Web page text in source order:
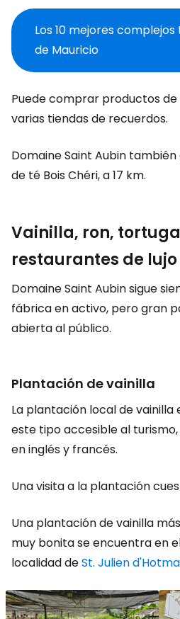
Los 10 mejores
de Mauricio
Puede comprar productos de
varias tiendas de recuerdos.
Domaine Saint Aubin
de té Bois Chéri, a 17 km.
Vainilla, ron,
restaurantes de lujo
Domaine Saint Aubin sigue
fábrica en activo, pero gran
abierta al público.
Plantación de vainilla
La plantación local de vainilla
este tipo accesible al
en inglés y francés.
Una visita a la plantación
Una plantación de vainilla
muy bonita se encuentra en
localidad deSt. Julien